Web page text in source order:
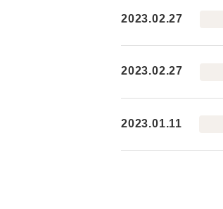
2023.02.27
2023.02.27
2023.01.11